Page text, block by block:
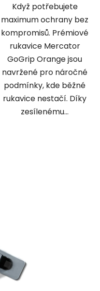
Když potřebujete
maximum ochrany bez
kompromisů. Prémiové
rukavice Mercator
GoGrip Orange jsou
navržené pro náročné
podmínky, kde běžné
rukavice nestačí. Díky
zesílenému...